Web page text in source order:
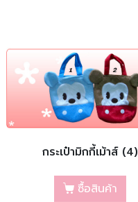
กระเป๋ามิกกี้เม้าส์ (4)
ซื้อสินค้า